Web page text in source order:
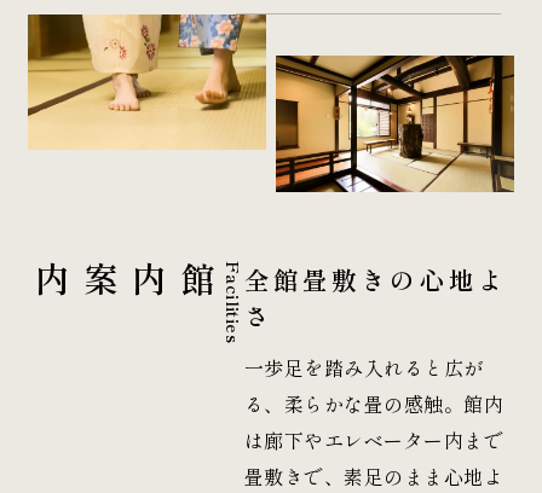
Facilities
館内案内
全館畳敷きの心地よ
さ
一歩足を踏み入れると広が
る、柔らかな畳の感触。館内
は廊下やエレベーター内まで
畳敷きで、素足のまま心地よ